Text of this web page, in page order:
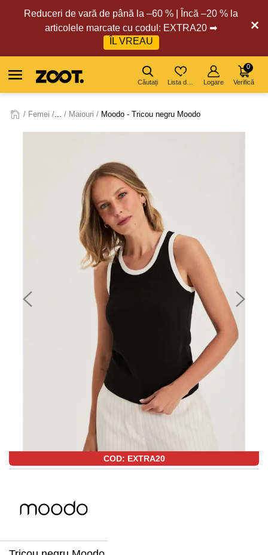
Reduceri de vară de până la –60 % | Încă –20 % la
articolele marcate cu codul: EXTRA20 ➡
ÎL VREAU
Căutați Logare Verifică
0
Femei ... Maiouri Moodo - Tricou negru Moodo
COD: EXTRA20